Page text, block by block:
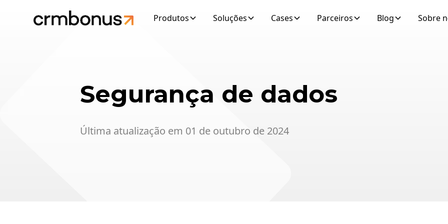
Produtos Soluções Cases Parceiros Blog Sobre
Segurança de dados
Última atualização em 01 de outubro de 2024